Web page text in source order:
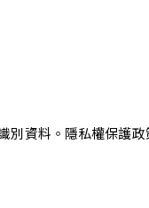
資料。隱私權保護